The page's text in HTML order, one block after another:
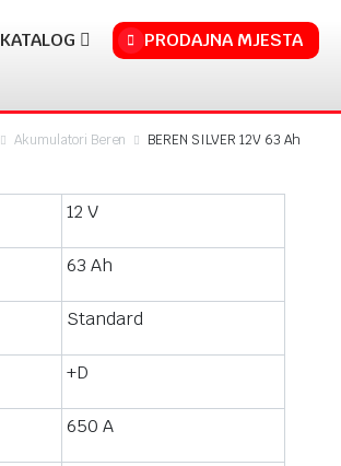
KATALOG PRODAJNA MJESTA
Akumulatori Beren BEREN SILVER 12V 63 Ah
12 V
63 Ah
Standard
+D
650 A